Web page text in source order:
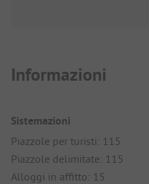
Informazioni
Sistemazioni
Piazzole per turisti: 115
Piazzole delimitate: 115
Alloggi in affitto: 15